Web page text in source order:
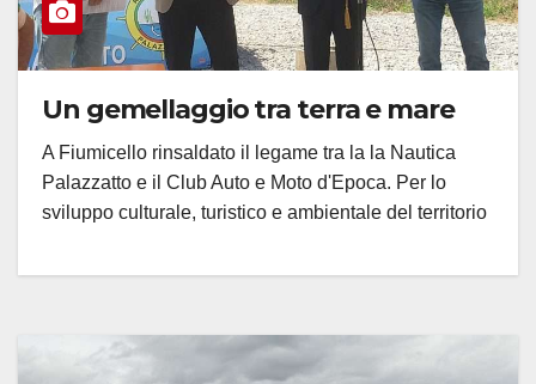
Un gemellaggio tra terra e mare
A Fiumicello rinsaldato il legame tra la la Nautica
Palazzatto e il Club Auto e Moto d'Epoca. Per lo
sviluppo culturale, turistico e ambientale del territorio